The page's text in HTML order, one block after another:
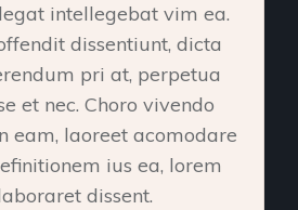
intellegebat vim ea.
dissentiunt, dicta
pri at, perpetua
et nec. Choro vivendo
eam, laoreet acomodare
ius ea, lorem
dissent.